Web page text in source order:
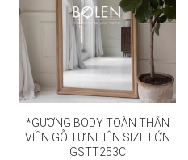
*GƯƠNG BODY TOÀN THÂN
VIỀN GỖ TỰ NHIÊN SIZE LỚN
GSTT253C